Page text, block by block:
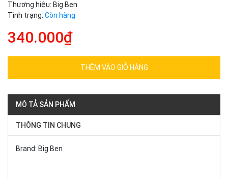
Thương hiệu: Big Ben
Tình trạng: Còn hàng
340.000₫
THÊM VÀO GIỎ HÀNG
MÔ TẢ SẢN PHẨM
THÔNG TIN CHUNG
Brand: Big Ben